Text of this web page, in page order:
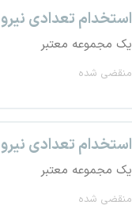
استخدام تعدادی
یک مجموعه معتبر
منقضی شده
استخدام تعدادی
یک مجموعه معتبر
منقضی شده